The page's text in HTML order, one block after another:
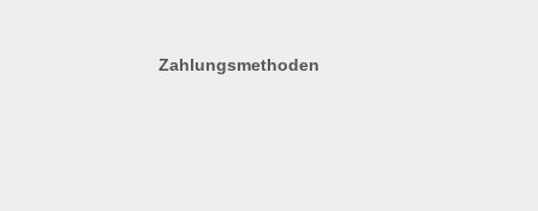
Zahlungsmethoden